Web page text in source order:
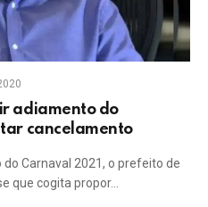
adiamento do
cancelamento
Carnaval 2021, o prefeito de
que cogita propor…